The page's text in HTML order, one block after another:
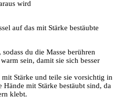
wird
auf das mit Stärke bestäubte
du die Masse berühren
sein, damit sie sich besser
Stärke und teile sie vorsichtig in
Hände mit Stärke bestäubt sind, da
klebt.